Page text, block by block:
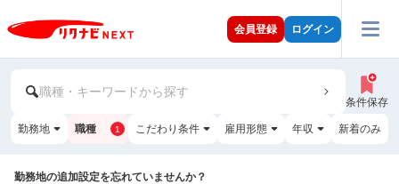
会員登録 ログイン
職種・キーワードから探す
条件保存
勤務地 職種 1 こだわり条件 雇用形態 年収 新着のみ
勤務地の追加設定を忘れていませんか？